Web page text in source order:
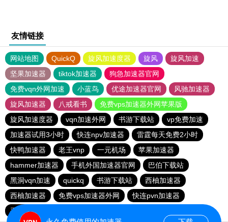
友情链接
网站地图 QuickQ 旋风加速度器 旋风
旋风加速
坚果加速器
tiktok加速器
狗急加速器官网
免费vqn外网加速
小蓝鸟 优途加速器官网
风驰加速器
旋风加速器
八戒看书
免费vps加速器外网苹果版
旋风加速度器
vqn加速外网 书游下载站
vp免费加速
加速器试用3小时
快连npv加速器
雷霆每天免费2小时
快鸭加速器
老王vnp 一元机场
苹果加速器
hammer加速器
手机外国加速器官网
巴伯下载站
黑洞vqn加速
quickq 书游下载站
西柚加速器
西柚加速器
免费vps加速器外网
快连pvn加速器
手机外国加速器官网